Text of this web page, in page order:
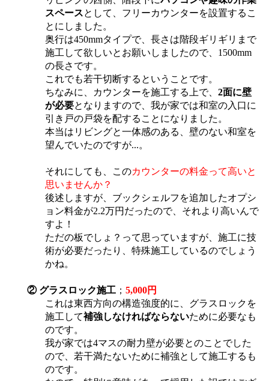
スペースとして、フリーカウンターを設置するこ
とにしました。
奥行は450mmタイプで、長さは階段ギリギリまで
施工して欲しいとお願いしましたので、1500mm
の長さです。
これでも若干切断するということです。
ちなみに、カウンターを施工する上で、 2面に壁
が必要となりますので、我が家では和室の入口に
引き戸の戸袋を配することになりました。
本当はリビングと一体感のある、壁のない和室を
望んでいたのですが...。
それにしても、このカウンターの料金って高いと
思いませんか？
後述しますが、ブックシェルフを追加したオプシ
ョン料金が2.2万円だったので、それより高いんで
すよ！
ただの板でしょ？って思っていますが、施工に技
術が必要だったり、特殊施工しているのでしょう
かね。
② グラスロック施工 ； 5,000円
これは東西方向の構造強度的に、グラスロックを
施工して補強しなければならないために必要なも
のです。
我が家では4マスの耐力壁が必要とのことでした
ので、若干満たないために補強として施工するも
のです。